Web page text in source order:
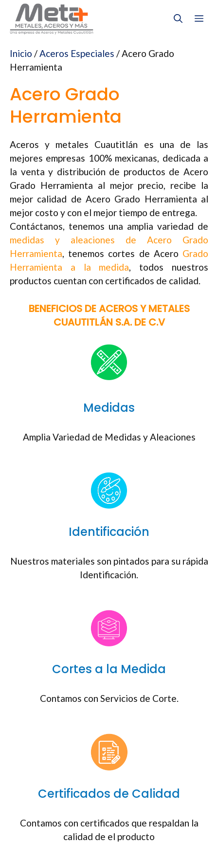
Saltar
contenido
Inicio /Aceros Especiales / Acero Grado
Herramienta
Acero Grado
Herramienta
Aceros y metales Cuautitlán es una de las
mejores empresas 100% mexicanas, dedicada a
la venta y distribución de productos de Acero
Grado Herramienta al mejor precio, recibe la
mejor calidad de Acero Grado Herramienta al
mejor costo y con el mejor tiempo de entrega.
Contáctanos, tenemos una amplia variedad de
medidas y aleaciones de Acero Grado
Herramienta, tenemos cortes de Acero Grado
Herramienta a la medida, todos nuestros
productos cuentan con certificados de calidad.
BENEFICIOS DE ACEROS Y METALES
CUAUTITLÁN S.A. DE C.V
Medidas
Amplia Variedad de Medidas y Aleaciones
Identificación
Nuestros materiales son pintados para su rápida
Identificación.
Cortes a la Medida
Contamos con Servicios de Corte.
Certificados de Calidad
Contamos con certificados que respaldan la
calidad de el producto